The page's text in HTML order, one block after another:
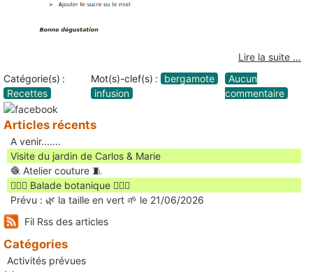
Lire la suite …
Catégorie(s) :
Recettes
Mot(s)-clef(s) :
bergamote
infusion
Aucun
commentaire
Articles récents
A venir.......
Visite du jardin de Carlos & Marie
🧶 Atelier couture 🧵
🚶🏻‍♀️ Balade botanique 🚶🏻‍♂️
Prévu : 🌿 la taille en vert 🌱 le 21/06/2026
Fil Rss des articles
Catégories
Activités prévues